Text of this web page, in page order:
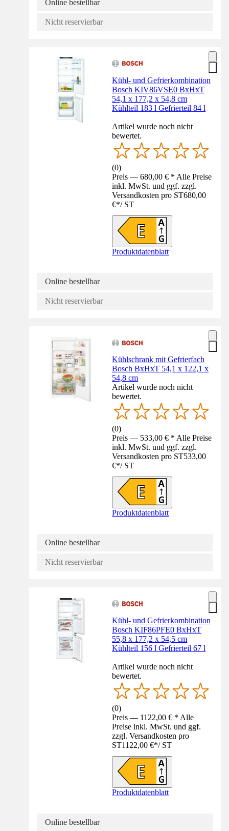
Online bestellbar
Nicht reservierbar
Kühl- und Gefrierkombination
Bosch KIV86VSE0 BxHxT
54,1 x 177,2 x 54,8 cm
Kühlteil 183 l Gefrierteil 84 l
Artikel wurde noch nicht
bewertet.
(0)
Preis — 680,00 € * Alle Preise
inkl. MwSt. und ggf. zzgl.
Versandkosten pro ST680,00
€*/ ST
Produktdatenblatt
Online bestellbar
Nicht reservierbar
Kühlschrank mit Gefrierfach
Bosch BxHxT 54,1 x 122,1 x
54,8 cm
Artikel wurde noch nicht
bewertet.
(0)
Preis — 533,00 € * Alle Preise
inkl. MwSt. und ggf. zzgl.
Versandkosten pro ST533,00
€*/ ST
Produktdatenblatt
Online bestellbar
Nicht reservierbar
Kühl- und Gefrierkombination
Bosch KIF86PFE0 BxHxT
55,8 x 177,2 x 54,5 cm
Kühlteil 156 l Gefrierteil 67 l
Artikel wurde noch nicht
bewertet.
(0)
Preis — 1122,00 € * Alle
Preise inkl. MwSt. und ggf.
zzgl. Versandkosten pro
ST1122,00 €*/ ST
Produktdatenblatt
Online bestellbar